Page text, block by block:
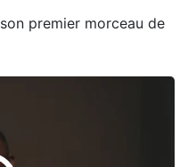
premier morceau de